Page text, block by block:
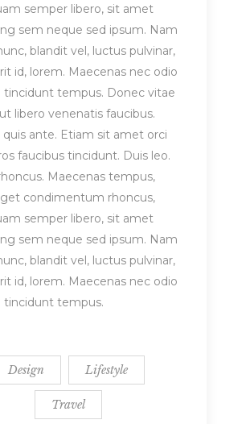
semper libero, sit amet
sem neque sed ipsum. Nam
blandit vel, luctus pulvinar,
id, lorem. Maecenas nec odio
tincidunt tempus. Donec vitae
libero venenatis faucibus.
quis ante. Etiam sit amet orci
faucibus tincidunt. Duis leo.
Maecenas tempus,
condimentum rhoncus,
semper libero, sit amet
sem neque sed ipsum. Nam
blandit vel, luctus pulvinar,
id, lorem. Maecenas nec odio
tincidunt tempus.
Design Lifestyle
Travel